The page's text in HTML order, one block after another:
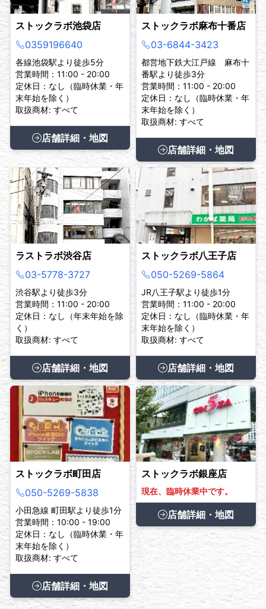
ストックラボ池袋店
0359196640
各線池袋駅より徒歩5分
営業時間：11:00 - 20:00
定休日：なし（臨時休業・年
末年始を除く）
取扱商材: すべて
店舗詳細・地図
ストックラボ麻布十番店
03-6844-3423
都営地下鉄大江戸線 麻布十
番駅より徒歩3分
営業時間：11:00 - 20:00
定休日：なし（臨時休業・年
末年始を除く）
取扱商材: すべて
店舗詳細・地図
ラストラボ渋谷店
03-5778-3727
渋谷駅より徒歩3分
営業時間：11:00 - 20:00
定休日：なし（年末年始を除
く）
取扱商材: すべて
店舗詳細・地図
ストックラボ八王子店
050-5269-5864
JR八王子駅より徒歩1分
営業時間：11:00 - 20:00
定休日：なし（臨時休業・年
末年始を除く）
取扱商材: すべて
店舗詳細・地図
ストックラボ町田店
050-5269-5838
小田急線 町田駅より徒歩1分
営業時間：10:00 - 19:00
定休日：なし（臨時休業・年
末年始を除く）
取扱商材: すべて
店舗詳細・地図
ストックラボ銀座店
現在、臨時休業中です。
店舗詳細・地図